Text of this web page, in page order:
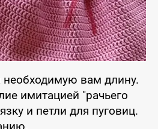
вам длину.
имитацией "рачьего
и петли для пуговиц.